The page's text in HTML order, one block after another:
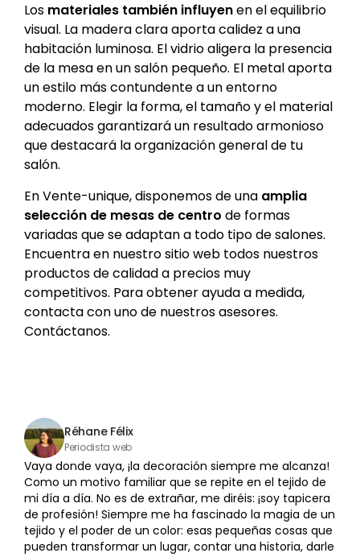
Los materiales también influyenen el equilibrio
visual. La madera clara aporta calidez a una
habitación luminosa. El vidrio aligera la presencia
de la mesa en un salón pequeño. El metal aporta
un estilo más contundente a un entorno
moderno. Elegir la forma, el tamaño y el material
adecuados garantizará un resultado armonioso
que destacará la organización general de tu
salón.
En Vente-unique, disponemos de una amplia
selección de mesas de centro de formas
variadas que se adaptan a todo tipo de salones.
Encuentra en nuestro sitio web todos nuestros
productos de calidad a precios muy
competitivos. Para obtener ayuda a medida,
contacta con uno de nuestros asesores.
Contáctanos.
Réhane Félix
Periodista web
Vaya donde vaya, ¡la decoración siempre me alcanza!
Como un motivo familiar que se repite en el tejido de
mi día a día. No es de extrañar, me diréis: ¡soy tapicera
de profesión! Siempre me ha fascinado la magia de un
tejido y el poder de un color: esas pequeñas cosas que
pueden transformar un lugar, contar una historia, darle